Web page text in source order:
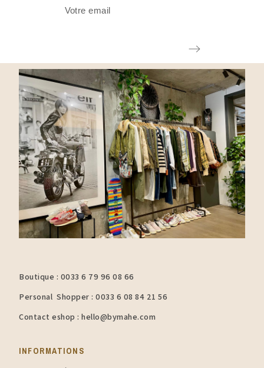
Boutique : 0033 6 79 96 08 66
Personal Shopper : 0033 6 08 84 21 56
Contact eshop : hello@bymahe.com
INFORMATIONS​